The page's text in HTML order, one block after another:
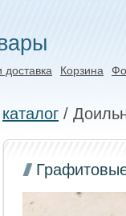
доставка Корзина
каталог /